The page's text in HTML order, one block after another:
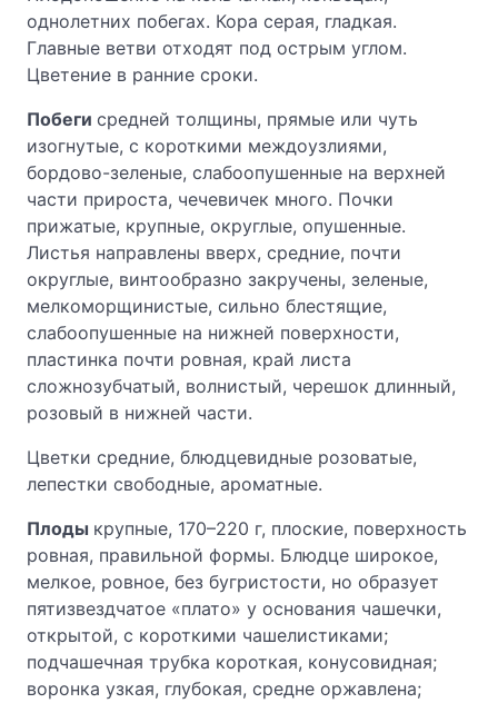
однолетних побегах. Кора серая, гладкая.
Главные ветви отходят под острым углом.
Цветение в ранние сроки.
Побеги средней толщины, прямые или чуть
изогнутые, с короткими междоузлиями,
бордово-зеленые, слабоопушенные на верхней
части прироста, чечевичек много. Почки
прижатые, крупные, округлые, опушенные.
Листья направлены вверх, средние, почти
округлые, винтообразно закручены, зеленые,
мелкоморщинистые, сильно блестящие,
слабоопушенные на нижней поверхности,
пластинка почти ровная, край листа
сложнозубчатый, волнистый, черешок длинный,
розовый в нижней части.
Цветки средние, блюдцевидные розоватые,
лепестки свободные, ароматные.
Плоды крупные, 170–220 г, плоские, поверхность
ровная, правильной формы. Блюдце широкое,
мелкое, ровное, без бугристости, но образует
пятизвездчатое «плато» у основания чашечки,
открытой, с короткими чашелистиками;
подчашечная трубка короткая, конусовидная;
воронка узкая, глубокая, средне оржавлена;